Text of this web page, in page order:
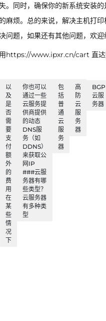
。同时，确保你的新系统安装
麻烦。总的来说，解决主机打
题，如果还有其他问题，欢迎
用https://www.ipxr.cn/cart 直
以
及
是
否
需
要
支
付
额
外
的
费
用
在
某
些
情
况
下
你也可以
通过一些
云服务提
供商提供
的动态
DNS服
务（如
DDNS）
来获取公
网IP
###云服
务器有哪
些类型？
云服务器
有多种类
型
包
括
普
通
云
服
务
器
高
防
云
服
务
器
BGP
云服
务器